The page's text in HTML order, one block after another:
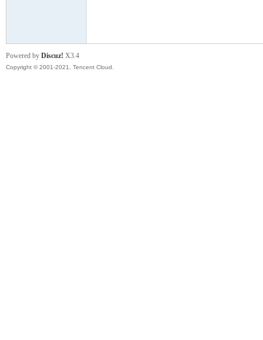
Powered by Discuz! X3.4
Copyright © 2001-2021, Tencent Cloud.